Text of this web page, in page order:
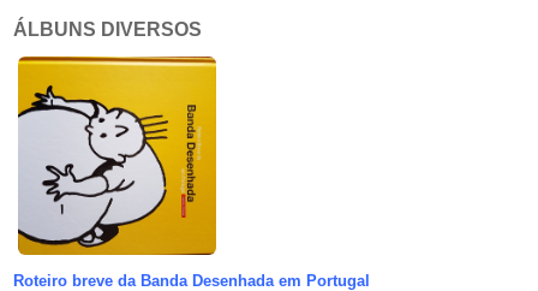
ÁLBUNS DIVERSOS
Roteiro breve da Banda Desenhada em Portugal